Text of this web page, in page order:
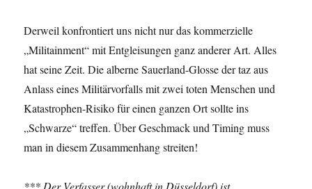
Derweil konfrontiert uns nicht nur das kommerzielle
„Militainment“ mit Entgleisungen ganz anderer Art. Alles
hat seine Zeit. Die alberne Sauerland-Glosse der taz aus
Anlass eines Militärvorfalls mit zwei toten Menschen und
Katastrophen-Risiko für einen ganzen Ort sollte ins
„Schwarze“ treffen. Über Geschmack und Timing muss
man in diesem Zusammenhang streiten!